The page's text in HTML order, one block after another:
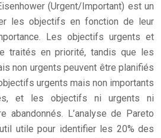
(Urgent/Important) est un
les objectifs en fonction de leur
Les objectifs urgents et
traités en priorité, tandis que les
non urgents peuvent être planifiés
urgents mais non importants
et les objectifs ni urgents ni
abandonnés. L’analyse de Pareto
utile pour identifier les 20% des